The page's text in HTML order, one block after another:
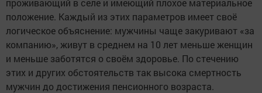
положение. Каждый из этих параметров имеет своё
логическое объяснение: мужчины чаще закуривают «за
компанию», живут в среднем на 10 лет меньше женщин
и меньше заботятся о своём здоровье. По стечению
этих и других обстоятельств так высока смертность
мужчин до достижения пенсионного возраста.